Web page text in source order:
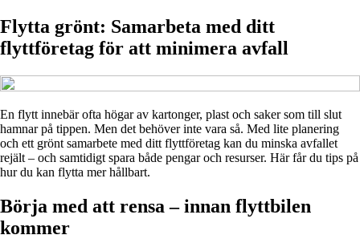
Flytta grönt: Samarbeta med ditt
flyttföretag för att minimera avfall
En flytt innebär ofta högar av kartonger, plast och saker som till slut
hamnar på tippen. Men det behöver inte vara så. Med lite planering
och ett grönt samarbete med ditt flyttföretag kan du minska avfallet
rejält – och samtidigt spara både pengar och resurser. Här får du tips på
hur du kan flytta mer hållbart.
Börja med att rensa – innan flyttbilen
kommer